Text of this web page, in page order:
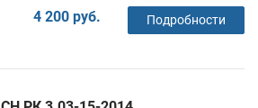
4 200 руб. Подробности